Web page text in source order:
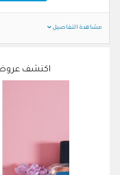
مشاهدة التفاصيل
اكتشف عروض